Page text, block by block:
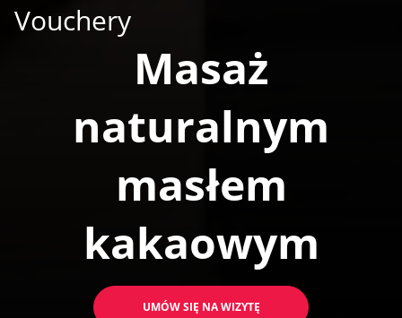
Vouchery
Masaż
naturalnym
masłem
kakaowym
UMÓW SIĘ NA WIZYTĘ